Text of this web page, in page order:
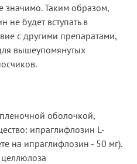
значимо. Таким образом,
не будет вступать в
с другими препаратами,
вышеупомянутых
оболочкой,
ипраглифлозин L-
на ипраглифлозин - 50 мг).